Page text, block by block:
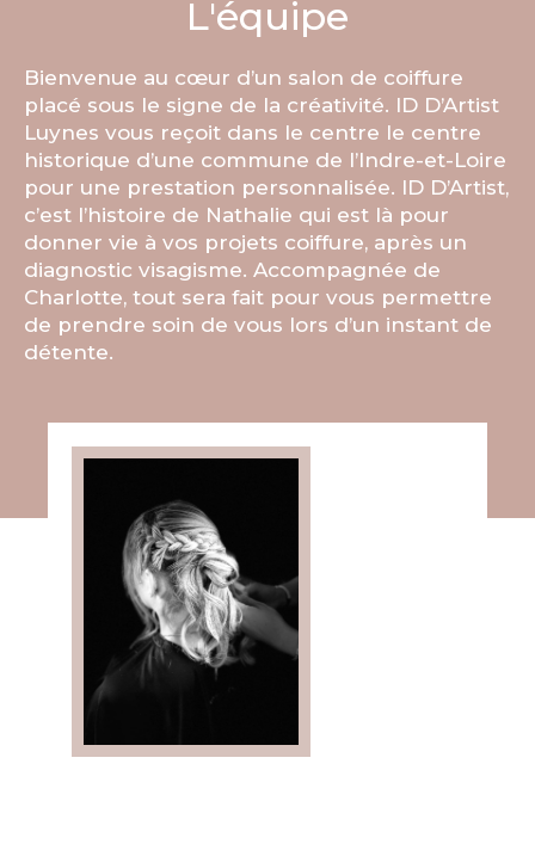
L'équipe
Bienvenue au cœur d’un salon de coiffure
placé sous le signe de la créativité. ID D’Artist
Luynes vous reçoit dans le centre le centre
historique d’une commune de l’Indre-et-Loire
pour une prestation personnalisée. ID D’Artist,
c’est l’histoire de Nathalie qui est là pour
donner vie à vos projets coiffure, après un
diagnostic visagisme. Accompagnée de
Charlotte, tout sera fait pour vous permettre
de prendre soin de vous lors d’un instant de
détente.